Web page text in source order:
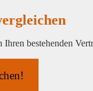
bestehenden